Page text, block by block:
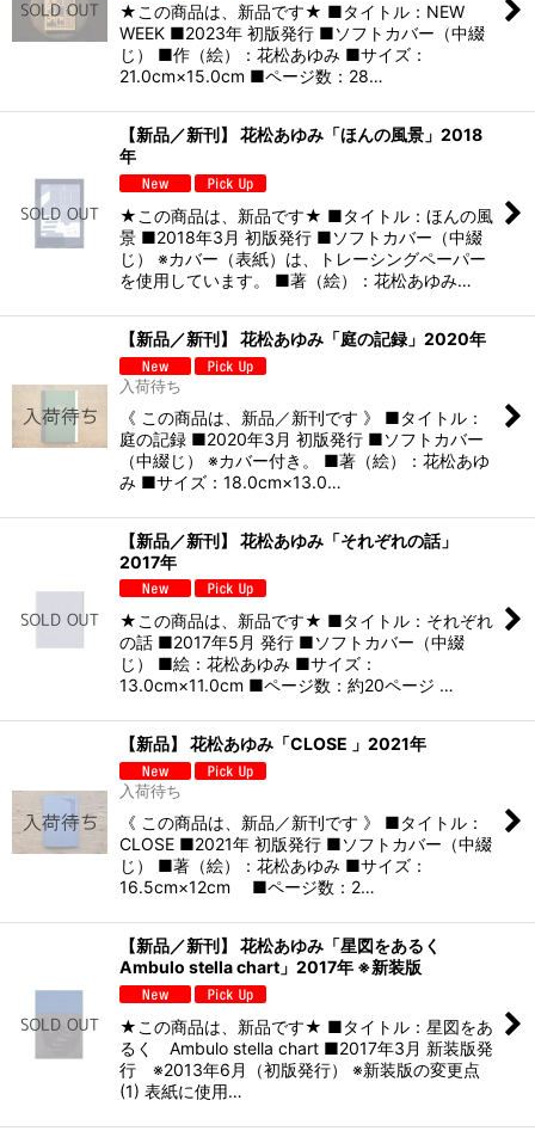
★この商品は、新品です★ ■タイトル：NEW
WEEK ■2023年 初版発行 ■ソフトカバー（中綴
じ） ■作（絵）：花松あゆみ ■サイズ：
21.0cm×15.0cm ■ページ数：28…
【新品／新刊】 花松あゆみ「ほんの風景」2018
年
★この商品は、新品です★ ■タイトル：ほんの風
景 ■2018年3月 初版発行 ■ソフトカバー（中綴
じ） ※カバー（表紙）は、トレーシングペーパー
を使用しています。 ■著（絵）：花松あゆみ…
【新品／新刊】 花松あゆみ「庭の記録」2020年
入荷待ち
《 この商品は、新品／新刊です 》 ■タイトル：
庭の記録 ■2020年3月 初版発行 ■ソフトカバー
（中綴じ） ※カバー付き。 ■著（絵）：花松あゆ
み ■サイズ：18.0cm×13.0…
【新品／新刊】 花松あゆみ「それぞれの話」
2017年
★この商品は、新品です★ ■タイトル：それぞれ
の話 ■2017年5月 発行 ■ソフトカバー（中綴
じ） ■絵：花松あゆみ ■サイズ：
13.0cm×11.0cm ■ページ数：約20ページ …
【新品】 花松あゆみ「CLOSE 」2021年
入荷待ち
《 この商品は、新品／新刊です 》 ■タイトル：
CLOSE ■2021年 初版発行 ■ソフトカバー（中綴
じ） ■著（絵）：花松あゆみ ■サイズ：
16.5cm×12cm ■ページ数：2…
【新品／新刊】 花松あゆみ「星図をあるく
Ambulo stella chart」2017年 ※新装版
★この商品は、新品です★ ■タイトル：星図をあ
るく Ambulo stella chart ■2017年3月 新装版発
行 ※2013年6月（初版発行） ※新装版の変更点
(1) 表紙に使用…